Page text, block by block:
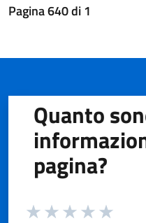
Pagina640di1
Quanto
pagina?
Valuta da 1 a 5 stelle la